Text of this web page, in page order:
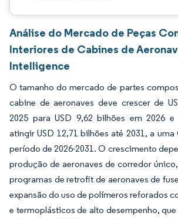
Análise do Mercado de Peças
Interiores de Cabines de
Intelligence
O tamanho do mercado de partes
cabine de aeronaves deve crescer de
2025 para USD 9,62 bilhões em 2026
atingir USD 12,71 bilhões até 2031, a uma
período de 2026-2031. O crescimento
produção de aeronaves de corredor
programas de retrofit de aeronaves de
expansão do uso de polímeros reforados
e termoplásticos de alto desempenho,